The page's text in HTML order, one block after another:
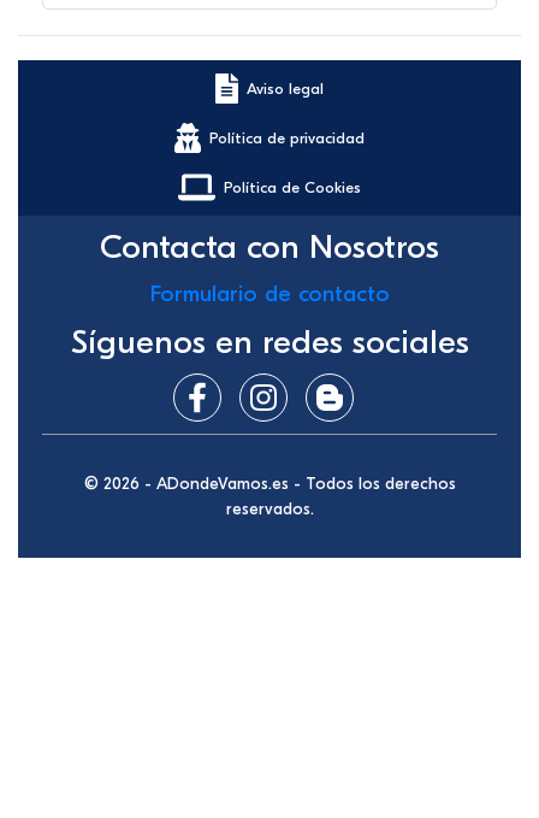
Aviso legal
Política de privacidad
Política de Cookies
Contacta con Nosotros
Formulario de contacto
Síguenos en redes sociales
© 2026 - ADondeVamos.es - Todos los derechos
reservados.